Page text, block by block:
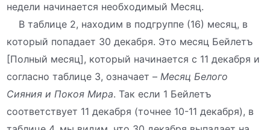
недели начинается необходимый Месяц.
В таблице 2, находим в подгруппе (16) месяц, в
который попадает 30 декабря. Это месяц Бейлетъ
[Полный месяц], который начинается с 11 декабря и
согласно таблице 3, означает –Месяц Белого
Сияния и Покоя Мира. Так если 1 Бейлетъ
соответствует 11 декабря (точнее 10-11 декабря), в